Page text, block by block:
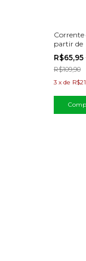
Corrente
partir de
R$65,95
R$109,90
3 x de